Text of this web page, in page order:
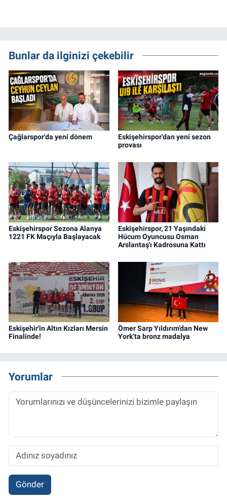
Bunlar da ilginizi çekebilir
Çağlarspor'da yeni dönem
Eskişehirspor'dan yeni sezon
provası
Eskişehirspor Sezona Alanya
1221 FK Maçıyla Başlayacak
Eskişehirspor, 21 Yaşındaki
Hücum Oyuncusu Osman
Arslantaş'ı Kadrosuna Kattı
Eskişehir'in Altın Kızları Mersin
Finalinde!
Ömer Sarp Yıldırım’dan New
York’ta bronz madalya
Yorumlar
Gönder